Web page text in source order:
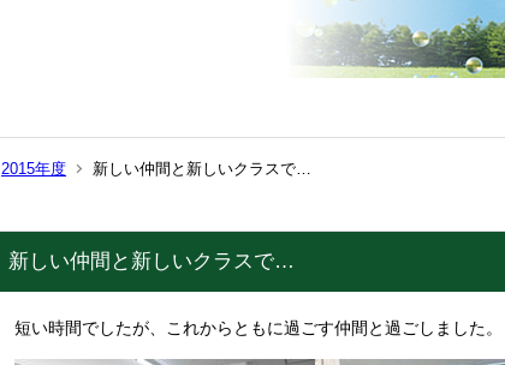
2015年度 新しい仲間と新しいクラスで…
新しい仲間と新しいクラスで…
短い時間でしたが、これからともに過ごす仲間と過ごしました。